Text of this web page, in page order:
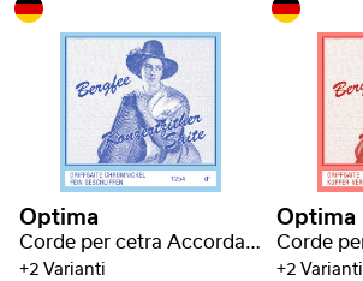
Optima
Corde per cetra Accordatura Bavarese
+2 Varianti
Optima
+2 Varianti